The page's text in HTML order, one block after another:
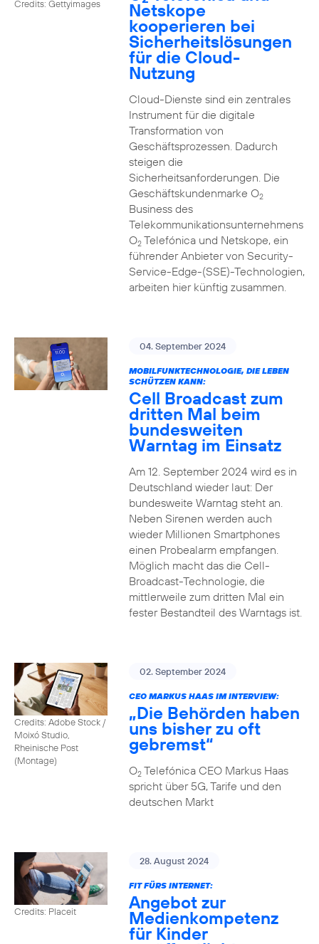
Credits: Gettyimages Netskope
kooperieren bei
Sicherheitslösungen
für die Cloud-
Nutzung
Cloud-Dienste sind ein zentrales
Instrument für die digitale
Transformation von
Geschäftsprozessen. Dadurch
steigen die
Sicherheitsanforderungen. Die
Geschäftskundenmarke O2
Business des
Telekommunikationsunternehmens
O2Telefónica und Netskope, ein
führender Anbieter von Security-
Service-Edge-(SSE)-Technologien,
arbeiten hier künftig zusammen.
04. September 2024
MOBILFUNKTECHNOLOGIE, DIE LEBEN
SCHÜTZEN KANN:
Cell Broadcast zum
dritten Mal beim
bundesweiten
Warntag im Einsatz
Am 12. September 2024 wird es in
Deutschland wieder laut: Der
bundesweite Warntag steht an.
Neben Sirenen werden auch
wieder Millionen Smartphones
einen Probealarm empfangen.
Möglich macht das die Cell-
Broadcast-Technologie, die
mittlerweile zum dritten Mal ein
fester Bestandteil des Warntags ist.
Credits: Adobe Stock /
Moixó Studio,
Rheinische Post
(Montage)
02. September 2024
CEO MARKUS HAAS IM INTERVIEW:
„Die Behörden haben
uns bisher zu oft
gebremst“
O2Telefónica CEO Markus Haas
spricht über 5G, Tarife und den
deutschen Markt
Credits: Placeit
28. August 2024
FIT FÜRS INTERNET:
Angebot zur
Medienkompetenz
für Kinder